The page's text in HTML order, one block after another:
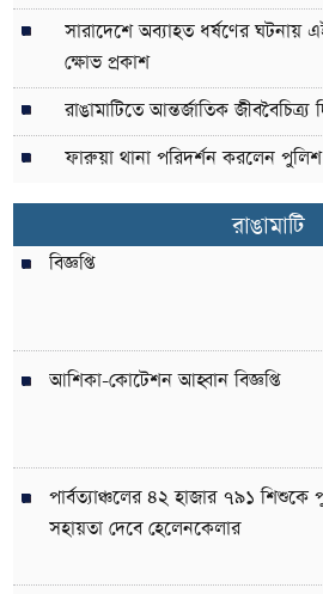
সারাদেশে অব্যাহত ধর্ষণের ঘটনায়
ক্ষোভ প্রকাশ
রাঙামাটিতে আন্তর্জাতিক
ফারুয়া থানা পরিদর্শন করলেন
রাঙামাটি
বিজ্ঞপ্তি
আশিকা-কোটেশন আহ্বান বিজ্ঞপ্তি
পার্বত্যাঞ্চলের ৪২ হাজার ৭৯১ শিশুকে
সহায়তা দেবে হেলেনকেলার